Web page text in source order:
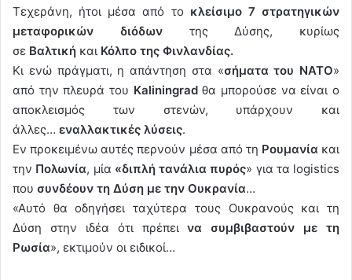
Τεχεράνη, ήτοι μέσα από το κλείσιμο 7 στρατηγικών
μεταφορικών διόδωντης Δύσης, κυρίως
σε Βαλτική και Κόλπο της Φινλανδίας.
Κι ενώ πράγματι, η απάντηση στα «σήματα του ΝΑΤΟ»
από την πλευρά του Kaliningradθα μπορούσε να είναι ο
αποκλεισμός των στενών, υπάρχουν και
άλλες… εναλλακτικές λύσεις.
Εν προκειμένω αυτές περνούν μέσα από τη Ρουμανία και
την Πολωνία, μία «διπλή τανάλια πυρός» για τα logistics
που συνδέουν τη Δύση με την Ουκρανία…
«Αυτό θα οδηγήσει ταχύτερα τους Ουκρανούς και τη
Δύση στην ιδέα ότι πρέπεινα συμβιβαστούν με τη
Ρωσία», εκτιμούν οι ειδικοί…